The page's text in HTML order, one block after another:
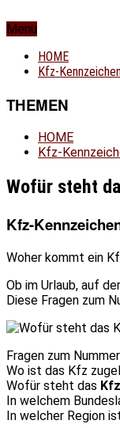
Menu
HOME
Kfz-
THEMEN
HOME
Kfz-
Wofür steht
Kfz-
Woher kommt ein
Ob im Urlaub, auf
Diese Fragen zum
Fragen zum
Wo ist das Kfz
Wofür steht das
In welchem
In welcher Region